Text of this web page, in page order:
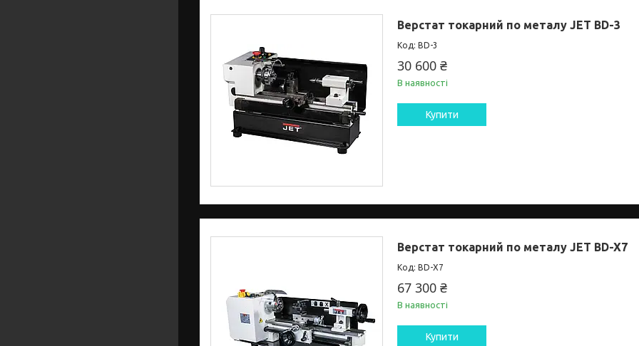
Верстат токарний по металу JET BD-3
BD-3
30 600 ₴
В наявності
Купити
Верстат токарний по металу JET BD-X7
BD-X7
67 300 ₴
В наявності
Купити